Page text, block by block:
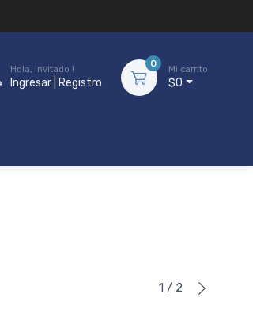
Hola, invitado !
Ingresar | Registro
0
Mi carrito
$0
1 / 2